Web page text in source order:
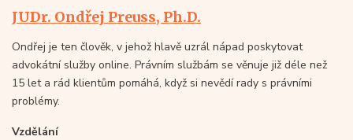
JUDr. Ondřej Preuss, Ph.D.
Ondřej je ten člověk, v jehož hlavě uzrál nápad poskytovat
advokátní služby online. Právním službám se věnuje již déle než
15 let a rád klientům pomáhá, když si nevědí rady s právními
problémy.
Vzdělání